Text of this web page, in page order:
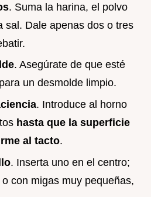
. Suma la harina, el polvo
sal. Dale apenas dos o tres
. Asegúrate de que esté
un desmolde limpio.
. Introduce al horno
hasta que la superficie
al tacto.
. Inserta uno en el centro;
con migas muy pequeñas,